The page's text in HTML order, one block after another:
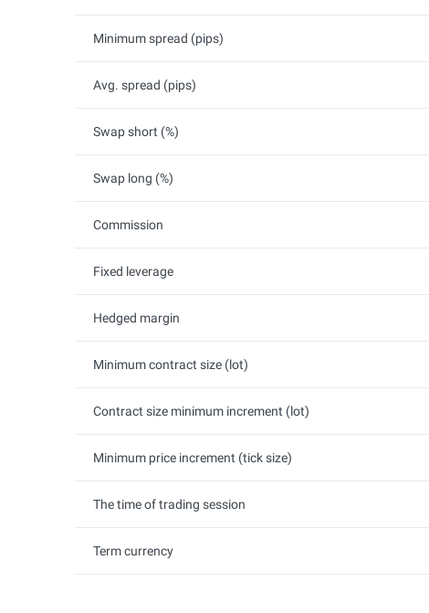
Minimum spread (pips)
Avg. spread (pips)
Swap short (%)
Swap long (%)
Commission
Fixed leverage
Hedged margin
Minimum contract size (lot)
Contract size minimum increment (lot)
Minimum price increment (tick size)
The time of trading session
Term currency